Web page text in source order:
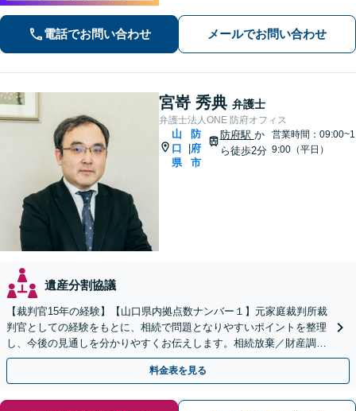
着した事務所です。お気軽にご相談く
電話でお問い合わせ メールでお問い合わせ
宮嵜 秀典 弁護士
弁護士法人ONE 防府オフィス
山
口
県
防
府
市
防府駅 か
ら徒歩2分
営業時間：09:00~1
9:00（平日）
遺産分割協議
【裁判官15年の経験】【山口県内拠点数ナンバー１】元家庭裁判所裁
判官としての経験をもとに、相続で問題となりやすいポイントを整理
し、今後の見通しを分かりやすくお伝えします。相続放棄／財産調査
／遺言書作成・執行も幅広く対応可能【夜間対応】
料金表を見る